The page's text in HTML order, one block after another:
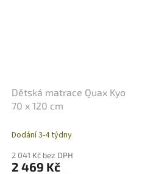
Dětská matrace Quax Kyo
70 x 120 cm
Dodání 3-4 týdny
2 041 Kč bez DPH
2 469 Kč